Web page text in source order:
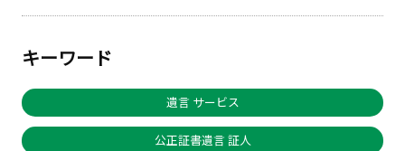
キーワード
遺言 サービス
公正証書遺言 証人